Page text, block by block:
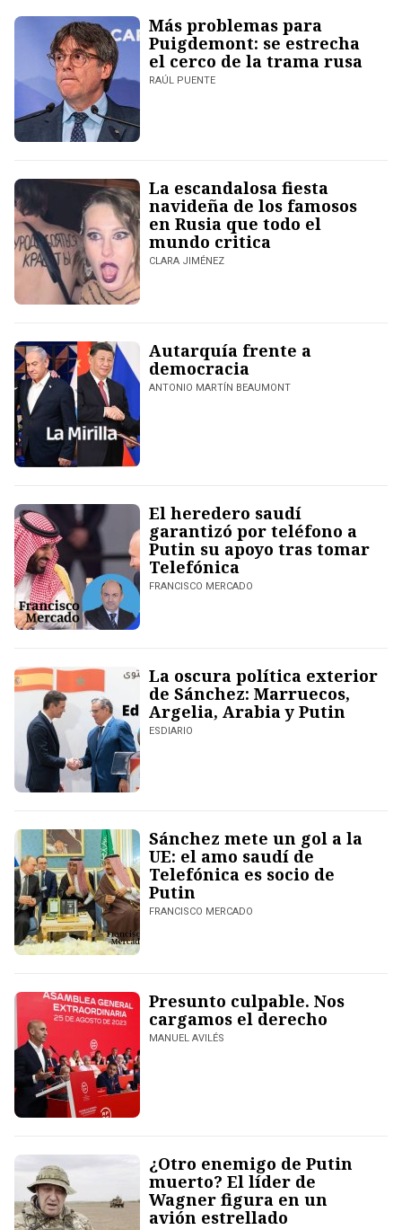
Más problemas para
Puigdemont: se estrecha
el cerco de la trama rusa
RAÚL PUENTE
La escandalosa fiesta
navideña de los famosos
en Rusia que todo el
mundo critica
CLARA JIMÉNEZ
Autarquía frente a
democracia
ANTONIO MARTÍN BEAUMONT
El heredero saudí
garantizó por teléfono a
Putin su apoyo tras tomar
Telefónica
FRANCISCO MERCADO
La oscura política exterior
de Sánchez: Marruecos,
Argelia, Arabia y Putin
ESDIARIO
Sánchez mete un gol a la
UE: el amo saudí de
Telefónica es socio de
Putin
FRANCISCO MERCADO
Presunto culpable. Nos
cargamos el derecho
MANUEL AVILÉS
¿Otro enemigo de Putin
muerto? El líder de
Wagner figura en un
avión estrellado